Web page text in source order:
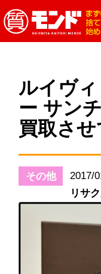
ルイヴ
ー サン
買取させ
その他
2017/
リサ